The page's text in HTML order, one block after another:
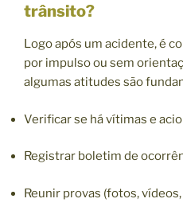
trânsito?
Logo após um acidente, é
por impulso ou sem
algumas atitudes são
Verificar se há vítimas e
Registrar boletim de
Reunir provas (fotos,